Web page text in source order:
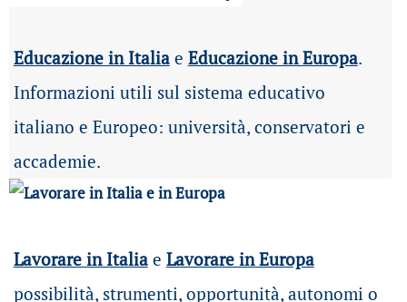
Educazione in Italiae Educazione in Europa.
Informazioni utili sul sistema educativo
italiano e Europeo: università, conservatori e
accademie.
Lavorare in Italia e Lavorare in Europa
possibilità, strumenti, opportunità, autonomi o